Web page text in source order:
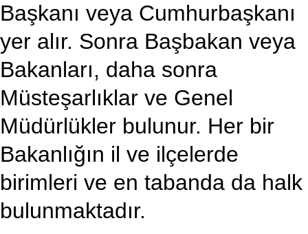
Başkanı veya Cumhurbaşkanı
yer alır. Sonra Başbakan veya
Bakanları, daha sonra
Müsteşarlıklar ve Genel
Müdürlükler bulunur. Her bir
Bakanlığın il ve ilçelerde
birimleri ve en tabanda da halk
bulunmaktadır.